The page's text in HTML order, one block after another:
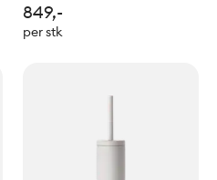
849,-
per stk